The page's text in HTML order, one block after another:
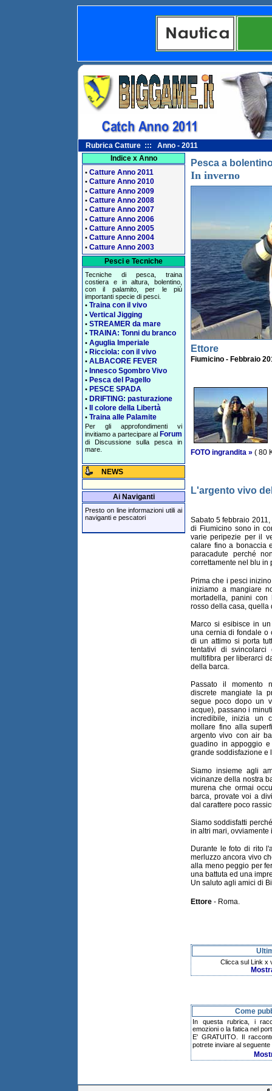
Rubrica Catture ::: Anno - 2011
Indice x Anno
• Catture Anno 2011
• Catture Anno 2010
• Catture Anno 2009
• Catture Anno 2008
• Catture Anno 2007
• Catture Anno 2006
• Catture Anno 2005
• Catture Anno 2004
• Catture Anno 2003
Pesci e Tecniche
Tecniche di pesca, traina
costiera e in altura, bolentino,
con il palamito, per le più
importanti specie di pesci.
• Traina con il vivo
• Vertical Jigging
• STREAMER da mare
• TRAINA: Tonni du branco
• Aguglia Imperiale
• Ricciola: con il vivo
• ALBACORE FEVER
• Innesco Sgombro Vivo
• Pesca del Pagello
• PESCE SPADA
• DRIFTING: pasturazione
• Il colore della Libertà
• Traina alle Palamite
Per gli approfondimenti vi
invitiamo a partecipare al Forum
di Discussione sulla pesca in
mare.
NEWS
Ai Naviganti
Presto on line informazioni utili ai
naviganti e pescatori
Pesca a
In inverno
Ettore
Fiumicino - Febbraio
FOTO ingrandita » ( 80
L'argento vivo
Sabato 5 febbraio
di Fiumicino sono in
varie peripezie per il
calare fino a bonaccia
paracadute perché
correttamente nel blu in
Prima che i pesci
iniziamo a mangiare
mortadella, panini
rosso della casa, quella
Marco si esibisce in
una cernia di fondale o
di un attimo si porta
tentativi di svincolarci
multifibra per liberarci
della barca.
Passato il momento
discrete mangiate la
segue poco dopo un
acque), passano i
incredibile, inizia un
mollare fino alla
argento vivo con air
guadino in appoggio
grande soddisfazione e
Siamo insieme agli
vicinanze della nostra
murena che ormai
barca, provate voi a
dal carattere poco
Siamo soddisfatti
in altri mari,
Durante le foto di rito
merluzzo ancora vivo
alla meno peggio per
una battuta ed una
Un saluto agli amici di
Ettore - Roma.
Clicca sul Link x
Come
In questa rubrica, i
emozioni o la fatica nel
E' GRATUITO. Il
potrete inviare al